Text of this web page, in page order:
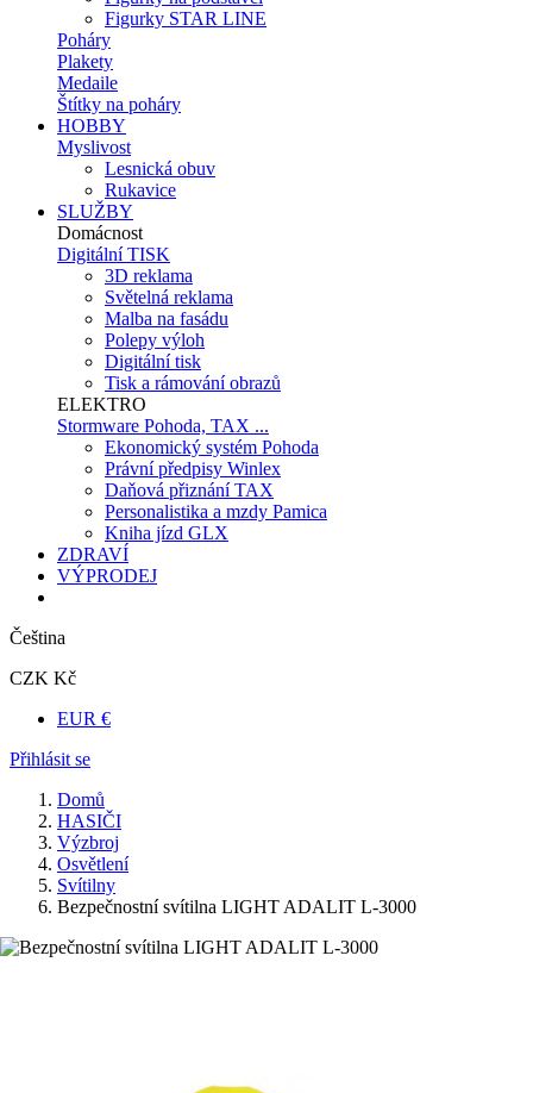
Figurky STAR LINE
Poháry
Plakety
Medaile
Štítky na poháry
HOBBY
Myslivost
Lesnická obuv
Rukavice
SLUŽBY
Domácnost
Digitální TISK
3D reklama
Světelná reklama
Malba na fasádu
Polepy výloh
Digitální tisk
Tisk a rámování obrazů
ELEKTRO
Stormware Pohoda, TAX ...
Ekonomický systém Pohoda
Právní předpisy Winlex
Daňová přiznání TAX
Personalistika a mzdy Pamica
Kniha jízd GLX
ZDRAVÍ
VÝPRODEJ
Čeština
CZK Kč
EUR €
Přihlásit se
Domů
HASIČI
Výzbroj
Osvětlení
Svítilny
Bezpečnostní svítilna LIGHT ADALIT L-3000